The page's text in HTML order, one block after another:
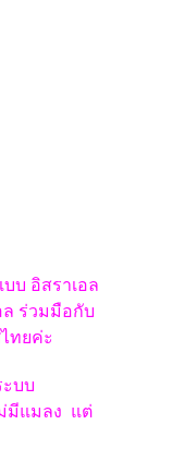
บ อิสราเอล
ล ร่วมมือกับ
ทยค่ะ
บบ
มีแมลง แต่